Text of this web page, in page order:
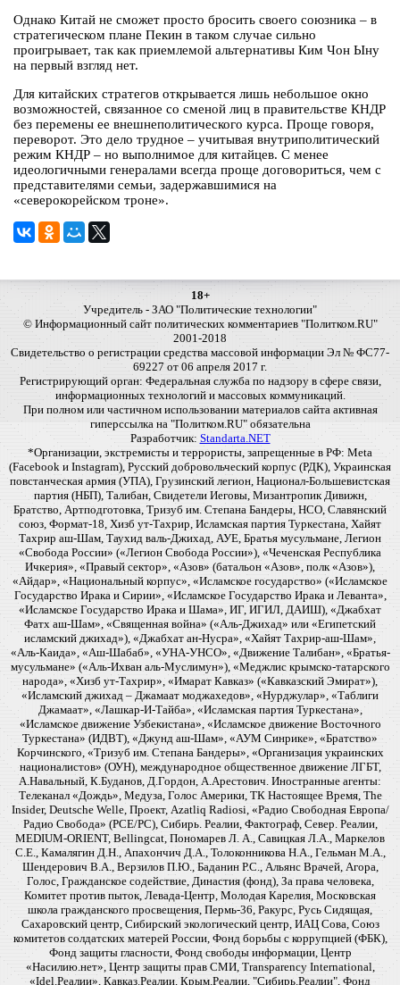
Однако Китай не сможет просто бросить своего союзника – в
стратегическом плане Пекин в таком случае сильно
проигрывает, так как приемлемой альтернативы Ким Чон Ыну
на первый взгляд нет.
Для китайских стратегов открывается лишь небольшое окно
возможностей, связанное со сменой лиц в правительстве КНДР
без перемены ее внешнеполитического курса. Проще говоря,
переворот. Это дело трудное – учитывая внутриполитический
режим КНДР – но выполнимое для китайцев. С менее
идеологичными генералами всегда проще договориться, чем с
представителями семьи, задержавшимися на
«северокорейском троне».
18+
Учредитель - ЗАО "Политические технологии"
© Информационный сайт политических комментариев "Политком.RU"
2001-2018
Свидетельство о регистрации средства массовой информации Эл № ФС77-
69227 от 06 апреля 2017 г.
Регистрирующий орган: Федеральная служба по надзору в сфере связи,
информационных технологий и массовых коммуникаций.
При полном или частичном использовании материалов сайта активная
гиперссылка на "Политком.RU" обязательна
Разработчик: Standarta.NET
*Организации, экстремисты и террористы, запрещенные в РФ: Meta
(Facebook и Instagram), Русский добровольческий корпус (РДК), Украинская
повстанческая армия (УПА), Грузинский легион, Национал-Большевистская
партия (НБП), Талибан, Свидетели Иеговы, Мизантропик Дивижн,
Братство, Артподготовка, Тризуб им. Степана Бандеры, НСО, Славянский
союз, Формат-18, Хизб ут-Тахрир, Исламская партия Туркестана, Хайят
Тахрир аш-Шам, Таухид валь-Джихад, АУЕ, Братья мусульмане, Легион
«Свобода России» («Легион Свобода России»), «Чеченская Республика
Ичкерия», «Правый сектор», «Азов» (батальон «Азов», полк «Азов»),
«Айдар», «Национальный корпус», «Исламское государство» («Исламское
Государство Ирака и Сирии», «Исламское Государство Ирака и Леванта»,
«Исламское Государство Ирака и Шама», ИГ, ИГИЛ, ДАИШ), «Джабхат
Фатх аш-Шам», «Священная война» («Аль-Джихад» или «Египетский
исламский джихад»), «Джабхат ан-Нусра», «Хайят Тахрир-аш-Шам»,
«Аль-Каида», «Аш-Шабаб», «УНА-УНСО», «Движение Талибан», «Братья-
мусульмане» («Аль-Ихван аль-Муслимун»), «Меджлис крымско-татарского
народа», «Хизб ут-Тахрир», «Имарат Кавказ» («Кавказский Эмират»),
«Исламский джихад – Джамаат моджахедов», «Нурджулар», «Таблиги
Джамаат», «Лашкар-И-Тайба», «Исламская партия Туркестана»,
«Исламское движение Узбекистана», «Исламское движение Восточного
Туркестана» (ИДВТ), «Джунд аш-Шам», «АУМ Синрике», «Братство»
Корчинского, «Тризуб им. Степана Бандеры», «Организация украинских
националистов» (ОУН), международное общественное движение ЛГБТ,
А.Навальный, К.Буданов, Д.Гордон, А.Арестович. Иностранные агенты:
Телеканал «Дождь», Медуза, Голос Америки, ТК Настоящее Время, The
Insider, Deutsche Welle, Проект, Azatliq Radiosi, «Радио Свободная Европа/
Радио Свобода» (PCE/PC), Сибирь. Реалии, Фактограф, Север. Реалии,
MEDIUM-ORIENT, Bellingcat, Пономарев Л. А., Савицкая Л.А., Маркелов
С.Е., Камалягин Д.Н., Апахончич Д.А., Толоконникова Н.А., Гельман М.А.,
Шендерович В.А., Верзилов П.Ю., Баданин Р.С., Альянс Врачей, Агора,
Голос, Гражданское содействие, Династия (фонд), За права человека,
Комитет против пыток, Левада-Центр, Молодая Карелия, Московская
школа гражданского просвещения, Пермь-36, Ракурс, Русь Сидящая,
Сахаровский центр, Сибирский экологический центр, ИАЦ Сова, Союз
комитетов солдатских матерей России, Фонд борьбы с коррупцией (ФБК),
Фонд защиты гласности, Фонд свободы информации, Центр
«Насилию.нет», Центр защиты прав СМИ, Transparency International,
«Idel.Реалии», Кавказ.Реалии, Крым.Реалии, "Сибирь.Реалии", Фонд